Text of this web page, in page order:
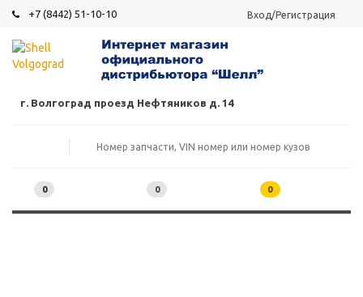
+7 (8442) 51-10-10 Вход/Регистрация
г. Волгоград проезд Нефтяников д. 14
0 0 0